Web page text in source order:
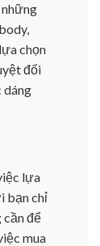
những
chọn
đối
dáng
lựa
bạn chỉ
cần để
mua